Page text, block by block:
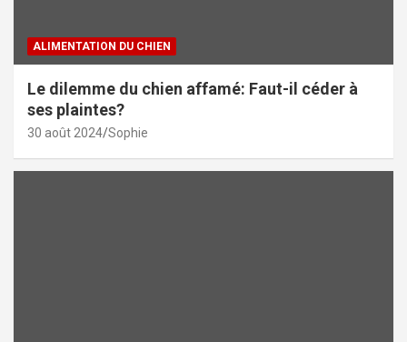
ALIMENTATION DU CHIEN
Le dilemme du chien affamé: Faut-il céder à
ses plaintes?
30 août 2024 Sophie